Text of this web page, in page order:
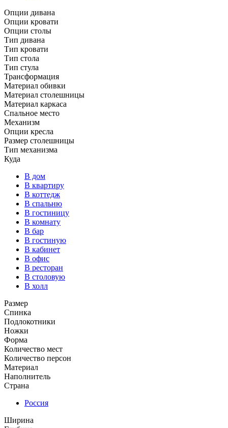
Опции дивана
Опции кровати
Опции столы
Тип дивана
Тип кровати
Тип стола
Тип стула
Трансформация
Материал обивки
Материал столешницы
Материал каркаса
Спальное место
Механизм
Опции кресла
Размер столешницы
Тип механизма
Куда
В дом
В квартиру
В коттедж
В спальню
В гостиницу
В комнату
В бар
В гостиную
В кабинет
В офис
В ресторан
В столовую
В холл
Размер
Спинка
Подлокотники
Ножки
Форма
Количество мест
Количество персон
Материал
Наполнитель
Страна
Россия
Ширина